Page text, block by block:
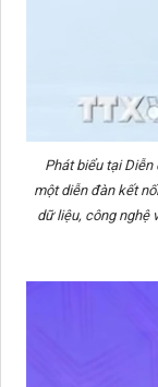
Phát biểu tại
một diễn đàn kết
dữ liệu, công nghệ